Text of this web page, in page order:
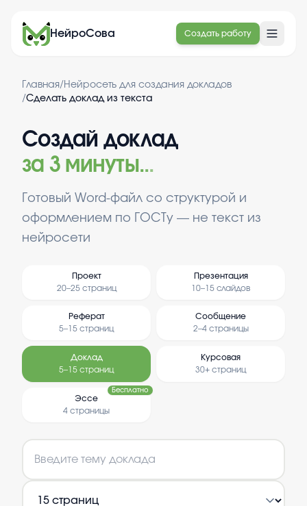
НейроСова Создать работу
Главная/ Нейросеть для создания докладов
/Сделать доклад из текста
Создай доклад
за 3 минуты...
Готовый Word-файл со структурой и
оформлением по ГОСТу — не текст из
нейросети
Проект
20–25 страниц
Презентация
10–15 слайдов
Реферат
5–15 страниц
Сообщение
2–4 страницы
Доклад
5–15 страниц
Курсовая
30+ страниц
Эссе
4 страницы
Бесплатно